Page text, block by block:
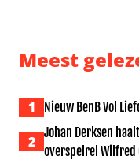
Meest
1 Nieuw BenB Vol
2
Johan Derksen
overspelrel Wilfred